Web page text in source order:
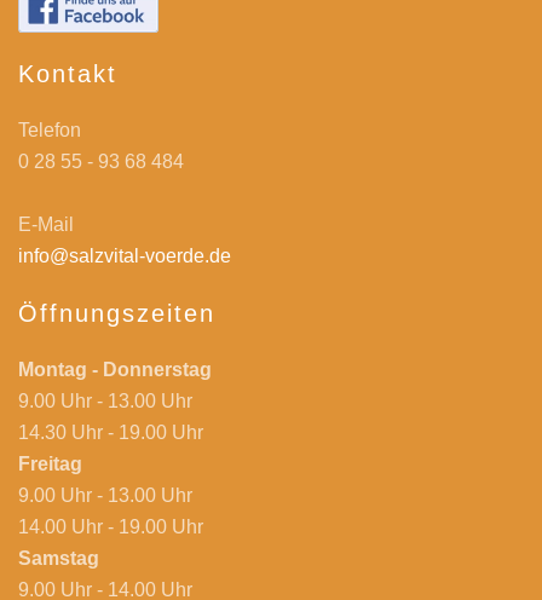
Kontakt
Telefon
0 28 55 - 93 68 484
E-Mail
info@salzvital-voerde.de
Öffnungszeiten
Montag - Donnerstag
9.00 Uhr - 13.00 Uhr
14.30 Uhr - 19.00 Uhr
Freitag
9.00 Uhr - 13.00 Uhr
14.00 Uhr - 19.00 Uhr
Samstag
9.00 Uhr - 14.00 Uhr